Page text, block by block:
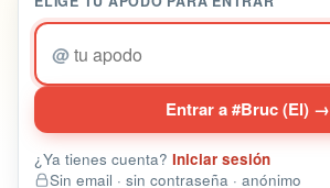
@
Entrar a #Bruc (El) →
¿Ya tienes cuenta? Iniciar sesión
Sin email · sin contraseña · anónimo